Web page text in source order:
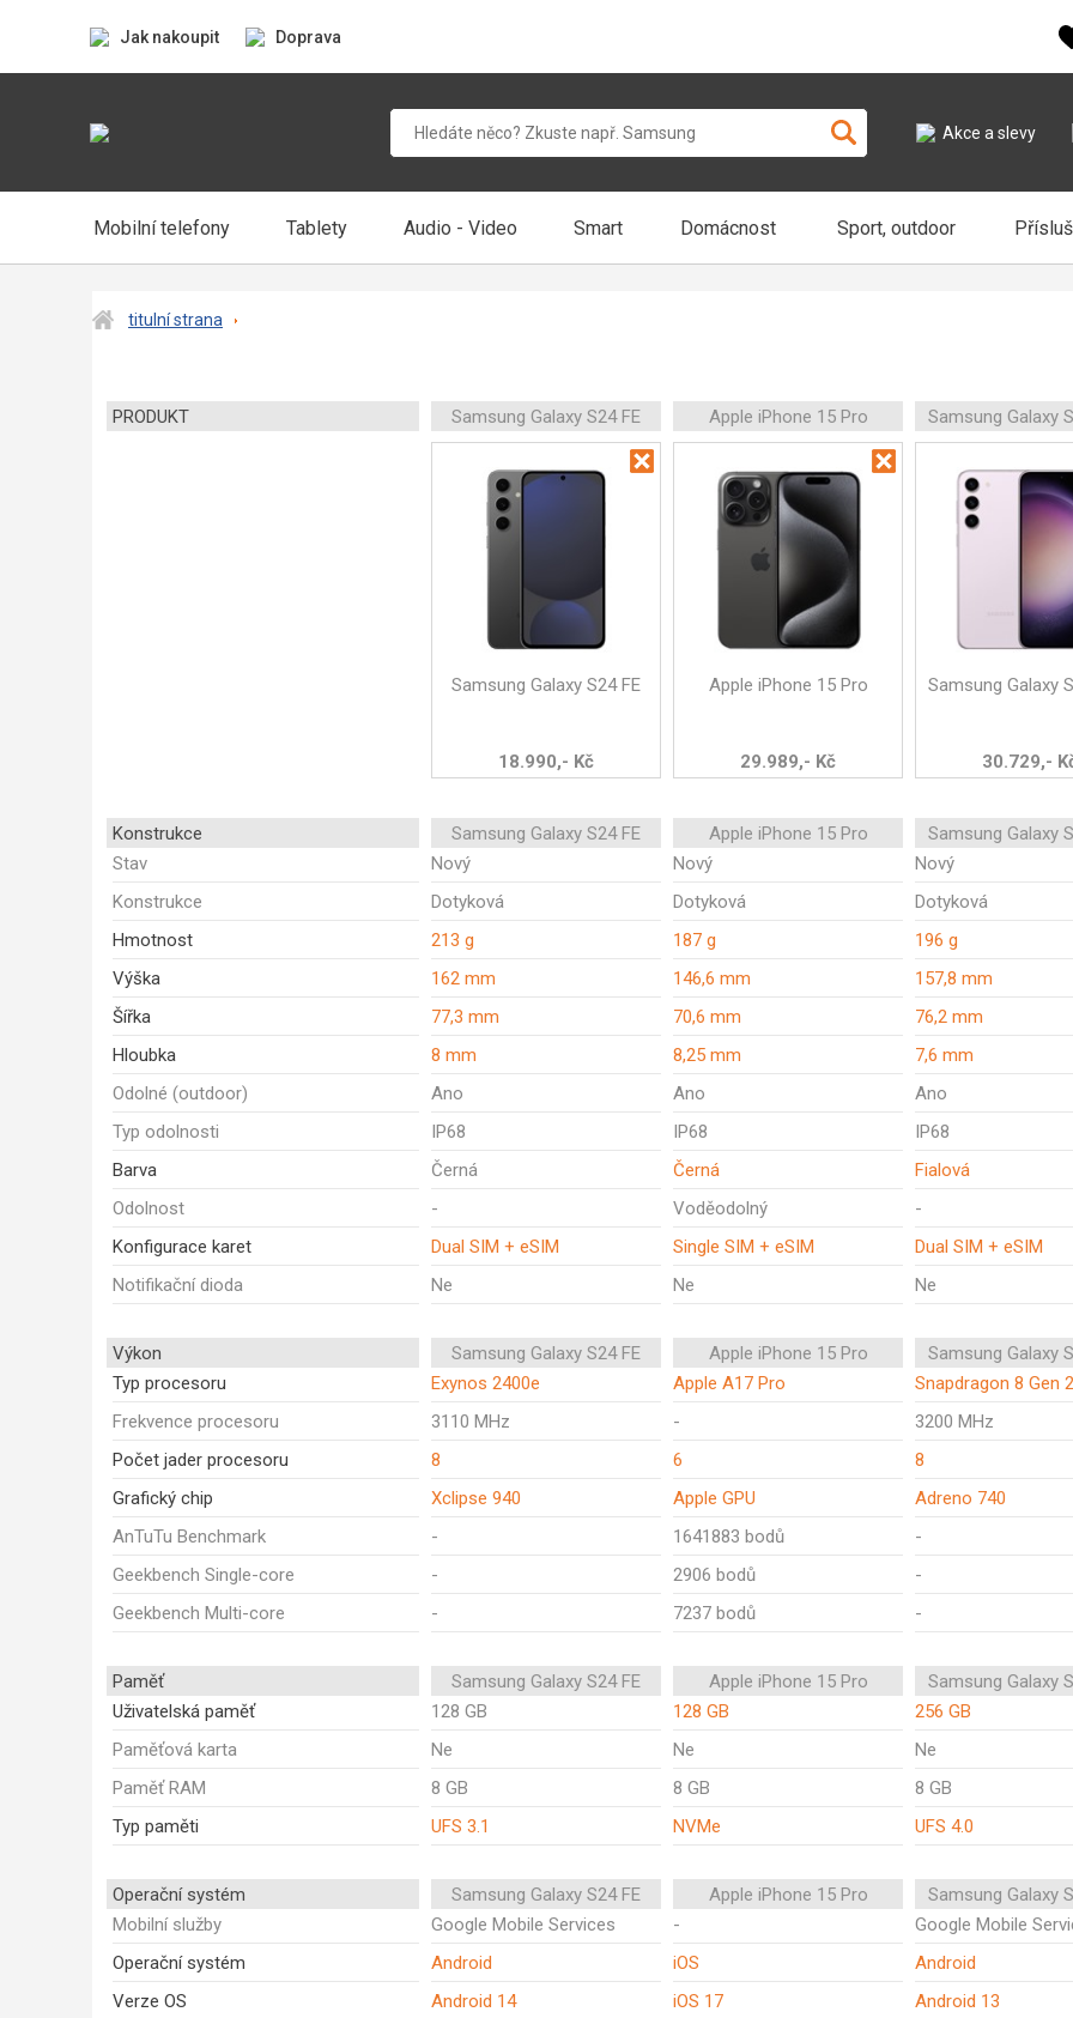
Jak nakoupit Doprava
Akce a slevy
Mobilní telefony Tablety Audio - Video Smart Domácnost Sport, outdoor
titulní strana
PRODUKT Samsung Galaxy S24 FE Apple iPhone 15 Pro Samsung Galaxy
Samsung Galaxy S24 FE
18.990,- Kč
Apple iPhone 15 Pro
29.989,- Kč
Samsung Galaxy
30.729,-
Konstrukce Samsung Galaxy S24 FE Apple iPhone 15 Pro
Samsung Galaxy
Stav
Nový Nový
Nový
Konstrukce
Dotyková Dotyková
Dotyková
Hmotnost
213 g 187 g
196 g
Výška
162 mm 146,6 mm
157,8 mm
Šířka
77,3 mm 70,6 mm
76,2 mm
Hloubka
8 mm 8,25 mm
7,6 mm
Odolné (outdoor)
Ano Ano
Ano
Typ odolnosti
IP68 IP68
IP68
Barva
Černá Černá
Fialová
Odolnost
- Voděodolný
-
Konfigurace karet
Dual SIM + eSIM Single SIM + eSIM
Dual SIM + eSIM
Notifikační dioda
Ne Ne Ne
Výkon Samsung Galaxy S24 FE Apple iPhone 15 Pro
Samsung Galaxy
Typ procesoru
Exynos 2400e Apple A17 Pro
Snapdragon 8 Gen 2
Frekvence procesoru
3110 MHz -
3200 MHz
Počet jader procesoru
8 6
8
Grafický chip
Xclipse 940 Apple GPU
Adreno 740
AnTuTu Benchmark
- 1641883 bodů
-
Geekbench Single-core
- 2906 bodů
-
Geekbench Multi-core
- 7237 bodů -
Paměť Samsung Galaxy S24 FE Apple iPhone 15 Pro
Samsung Galaxy
Uživatelská paměť
128 GB 128 GB
256 GB
Paměťová karta
Ne Ne
Ne
Paměť RAM
8 GB 8 GB
8 GB
Typ paměti
UFS 3.1 NVMe UFS 4.0
Operační systém Samsung Galaxy S24 FE Apple iPhone 15 Pro
Samsung Galaxy
Mobilní služby
Google Mobile Services -
Google Mobile
Operační systém
Android iOS
Android
Verze OS
Android 14 iOS 17
Android 13